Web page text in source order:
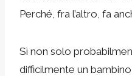
Perché, fra l’altro, fa
Sì non solo
difficilmente un